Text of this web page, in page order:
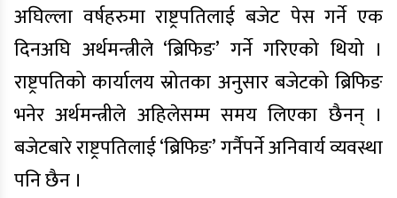
अघिल्ला वर्षहरुमा राष्ट्रपतिलाई बजेट पेस गर्ने एक
दिनअघि अर्थमन्त्रीले ‘ब्रिफिङ’ गर्ने गरिएको थियो ।
राष्ट्रपतिको कार्यालय स्रोतका अनुसार बजेटको ब्रिफिङ
भनेर अर्थमन्त्रीले अहिलेसम्म समय लिएका छैनन् ।
बजेटबारे राष्ट्रपतिलाई ‘ब्रिफिङ’ गर्नैपर्ने अनिवार्य व्यवस्था
पनि छैन ।